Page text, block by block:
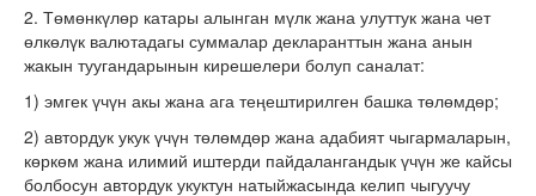
2. Төмөнкүлөр катары алынган мүлк жана улуттук жана чет
өлкөлүк валютадагы суммалар декларанттын жана анын
жакын туугандарынын кирешелери болуп саналат:
1) эмгек үчүн акы жана ага теңештирилген башка төлөмдөр;
2) автордук укук үчүн төлөмдөр жана адабият чыгармаларын,
көркөм жана илимий иштерди пайдалангандык үчүн же кайсы
болбосун автордук укуктун натыйжасында келип чыгуучу